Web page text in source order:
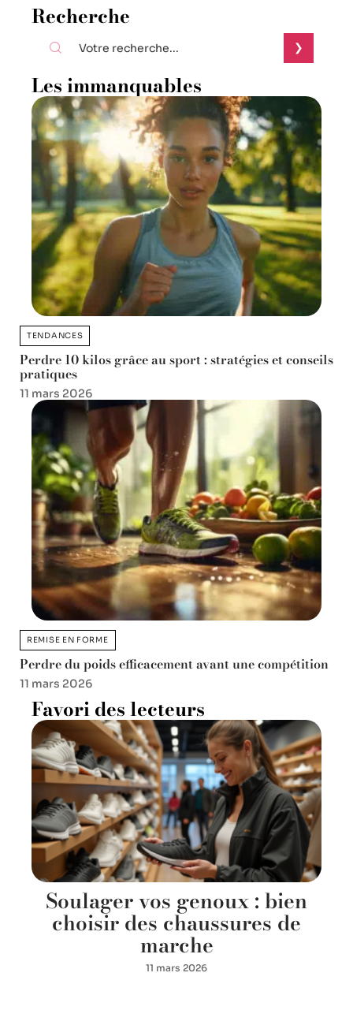
Recherche
Les immanquables
TENDANCES
Perdre 10 kilos grâce au sport : stratégies et conseils
pratiques
11 mars 2026
REMISE EN FORME
Perdre du poids efficacement avant une compétition
11 mars 2026
Favori des lecteurs
Soulager vos genoux : bien
choisir des chaussures de
marche
11 mars 2026